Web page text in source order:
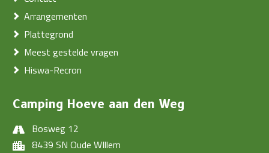
Arrangementen
Plattegrond
Meest gestelde vragen
Hiswa-Recron
Camping Hoeve aan den Weg
Bosweg 12
8439 SN Oude WIllem